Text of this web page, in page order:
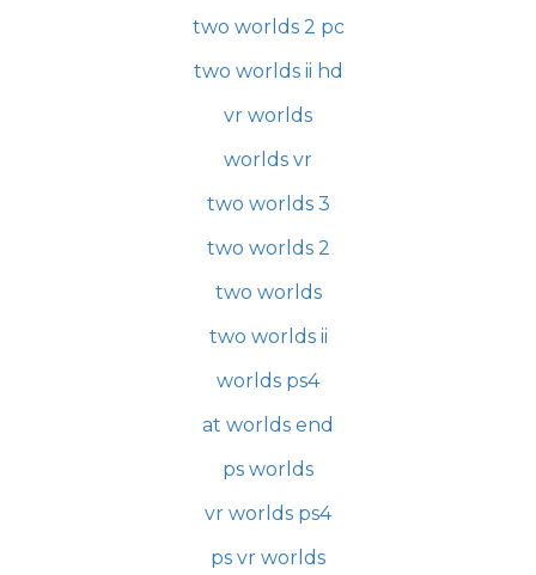
two worlds 2 pc
two worlds ii hd
vr worlds
worlds vr
two worlds 3
two worlds 2
two worlds
two worlds ii
worlds ps4
at worlds end
ps worlds
vr worlds ps4
ps vr worlds